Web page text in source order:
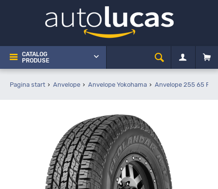
CATALOG
PRODUSE
Pagina start Anvelope Anvelope Yokohama Anvelope 255 65 R16